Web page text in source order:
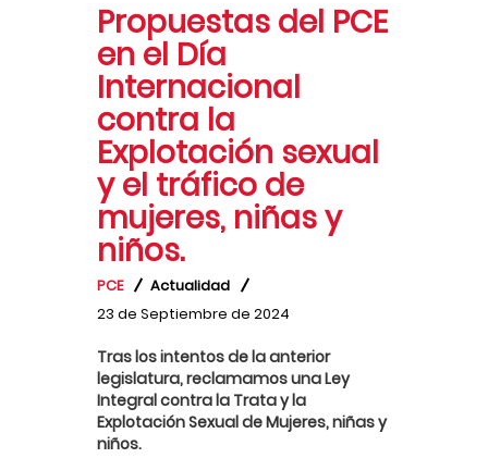
Propuestas del PCE
en el Día
Internacional
contra la
Explotación sexual
y el tráfico de
mujeres, niñas y
niños.
PCE
Actualidad
23 de Septiembre de 2024
Tras los intentos de la anterior
legislatura, reclamamos una Ley
Integral contra la Trata y la
Explotación Sexual de Mujeres, niñas y
niños.